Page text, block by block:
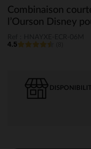
Combinaison
l’Ourson Disney
4.5